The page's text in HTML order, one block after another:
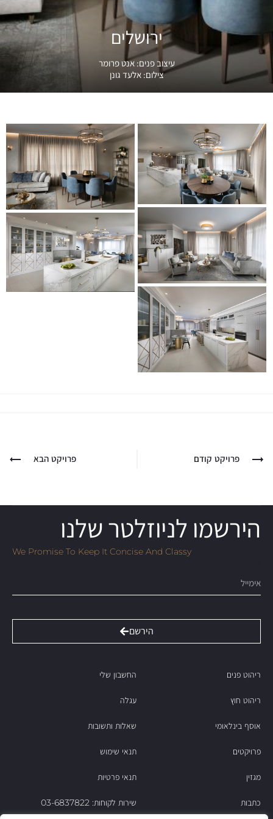
ירושלים
עיצוב פנים: אנט פרומר
צילום: אלעד גונן
פרויקט קודם פרויקט הבא
הירשמו לניוזלטר שלנו
We Promise To Keep It Concise And Classy
הירשם
ריהוט פנים
ריהוט חוץ
אוסף בינלאומי
פרויקטים
מגזין
כתבות
החשבון שלי
עגלה
שאלות ותשובות
תנאי שימוש
תנאי פרטיות
שירות לקוחות: 03-6837822